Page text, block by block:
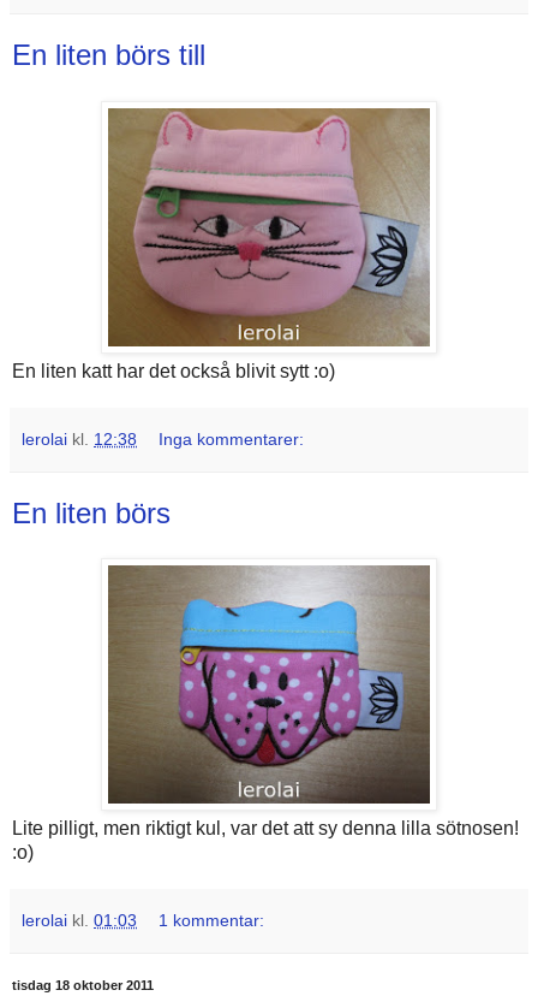
En liten börs till
En liten katt har det också blivit sytt :o)
lerolai kl. 12:38 Inga kommentarer:
En liten börs
Lite pilligt, men riktigt kul, var det att sy denna lilla sötnosen!
:o)
lerolai kl. 01:03 1 kommentar:
tisdag 18 oktober 2011